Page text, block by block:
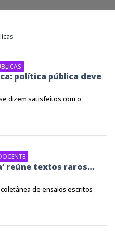
política pública deve
dizem satisfeitos com o
reúne textos raros...
de ensaios escritos